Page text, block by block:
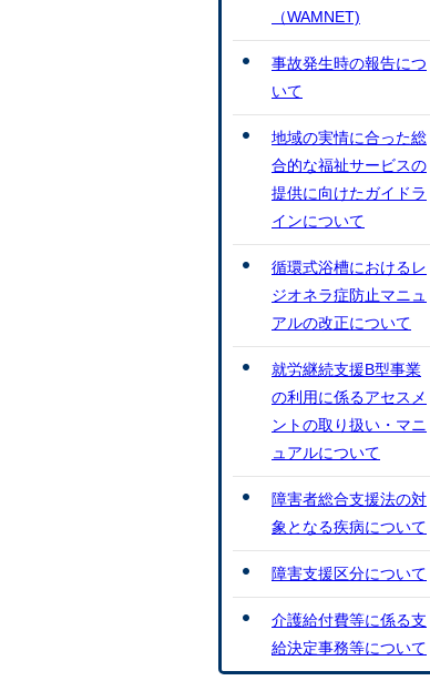
（WAMNET)
事故発生時の報告につ
いて
地域の実情に合った総
合的な福祉サービスの
提供に向けたガイドラ
インについて
循環式浴槽におけるレ
ジオネラ症防止マニュ
アルの改正について
就労継続支援B型事業
の利用に係るアセスメ
ントの取り扱い・マニ
ュアルについて
障害者総合支援法の対
象となる疾病について
障害支援区分について
介護給付費等に係る支
給決定事務等について